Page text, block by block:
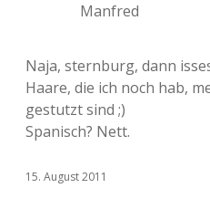
Manfred
Naja, sternburg, dann
Haare, die ich noch hab,
gestutzt sind ;)
Spanisch? Nett.
15. August 2011